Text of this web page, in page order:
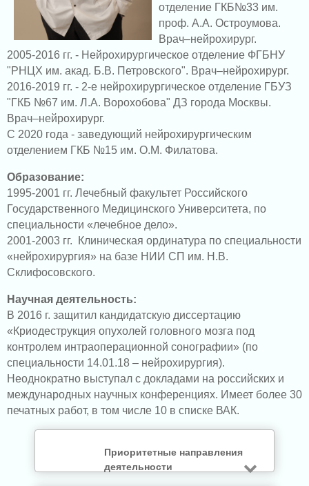
отделение ГКБ№33 им.
проф. А.А. Остроумова.
Врач–нейрохирург.
2005-2016 гг. - Нейрохирургическое отделение ФГБНУ
"РНЦХ им. акад. Б.В. Петровского". Врач–нейрохирург.
2016-2019 гг. - 2-е нейрохирургическое отделение ГБУЗ
"ГКБ №67 им. Л.А. Ворохобова" ДЗ города Москвы.
Врач–нейрохирург.
С 2020 года - заведующий нейрохирургическим
отделением ГКБ №15 им. О.М. Филатова.
Образование:
1995-2001 гг. Лечебный факультет Российского
Государственного Медицинского Университета, по
специальности «лечебное дело».
2001-2003 гг. Клиническая ординатура по специальности
«нейрохирургия» на базе НИИ СП им. Н.В.
Склифосовского.
Научная деятельность:
В 2016 г. защитил кандидатскую диссертацию
«Криодеструкция опухолей головного мозга под
контролем интраоперационной сонографии» (по
специальности 14.01.18 – нейрохирургия).
Неоднократно выступал с докладами на российских и
международных научных конференциях. Имеет более 30
печатных работ, в том числе 10 в списке ВАК.
Приоритетные направления
деятельности